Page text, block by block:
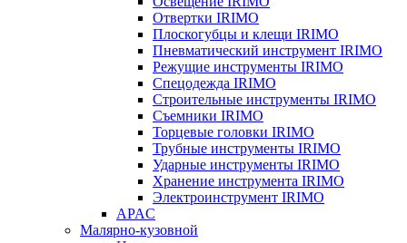
Отвертки IRIMO
Плоскогубцы и клещи IRIMO
Пневматический инструмент IRIMO
Режущие инструменты IRIMO
Спецодежда IRIMO
Строительные инструменты IRIMO
Съемники IRIMO
Торцевые головки IRIMO
Трубные инструменты IRIMO
Ударные инструменты IRIMO
Хранение инструмента IRIMO
Электроинструмент IRIMO
APAC
Малярно-кузовной